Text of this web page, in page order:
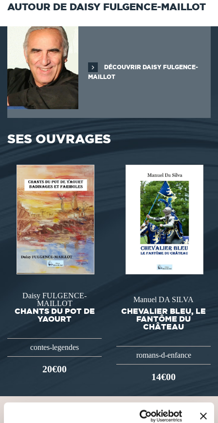
AUTOUR DE DAISY FULGENCE-MAILLOT
DÉCOUVRIR DAISY FULGENCE-
MAILLOT
SES OUVRAGES
Daisy FULGENCE-
MAILLOT
CHANTS DU POT DE
YAOURT
contes-legendes
20€00
Manuel DA SILVA
CHEVALIER BLEU, LE
FANTÔME DU
CHÂTEAU
romans-d-enfance
14€00